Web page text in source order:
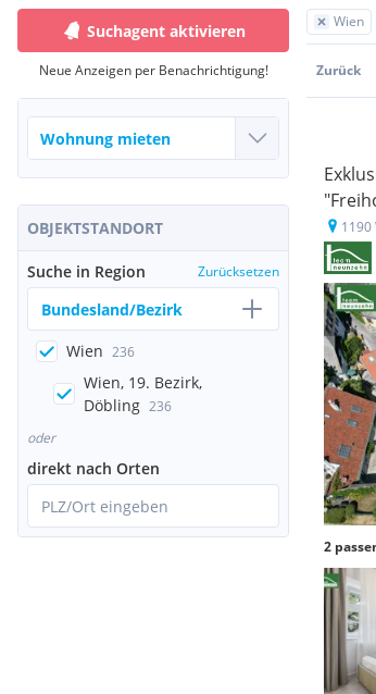
Suchagent aktivieren
Neue Anzeigen per Benachrichtigung!
OBJEKTSTANDORT
Suche in Region Zurücksetzen
Bundesland/Bezirk
Wien 236
Wien, 19. Bezirk,
Döbling 236
oder
direkt nach Orten
PLZ/Ort eingeben
Wien
Zurück
1190
2